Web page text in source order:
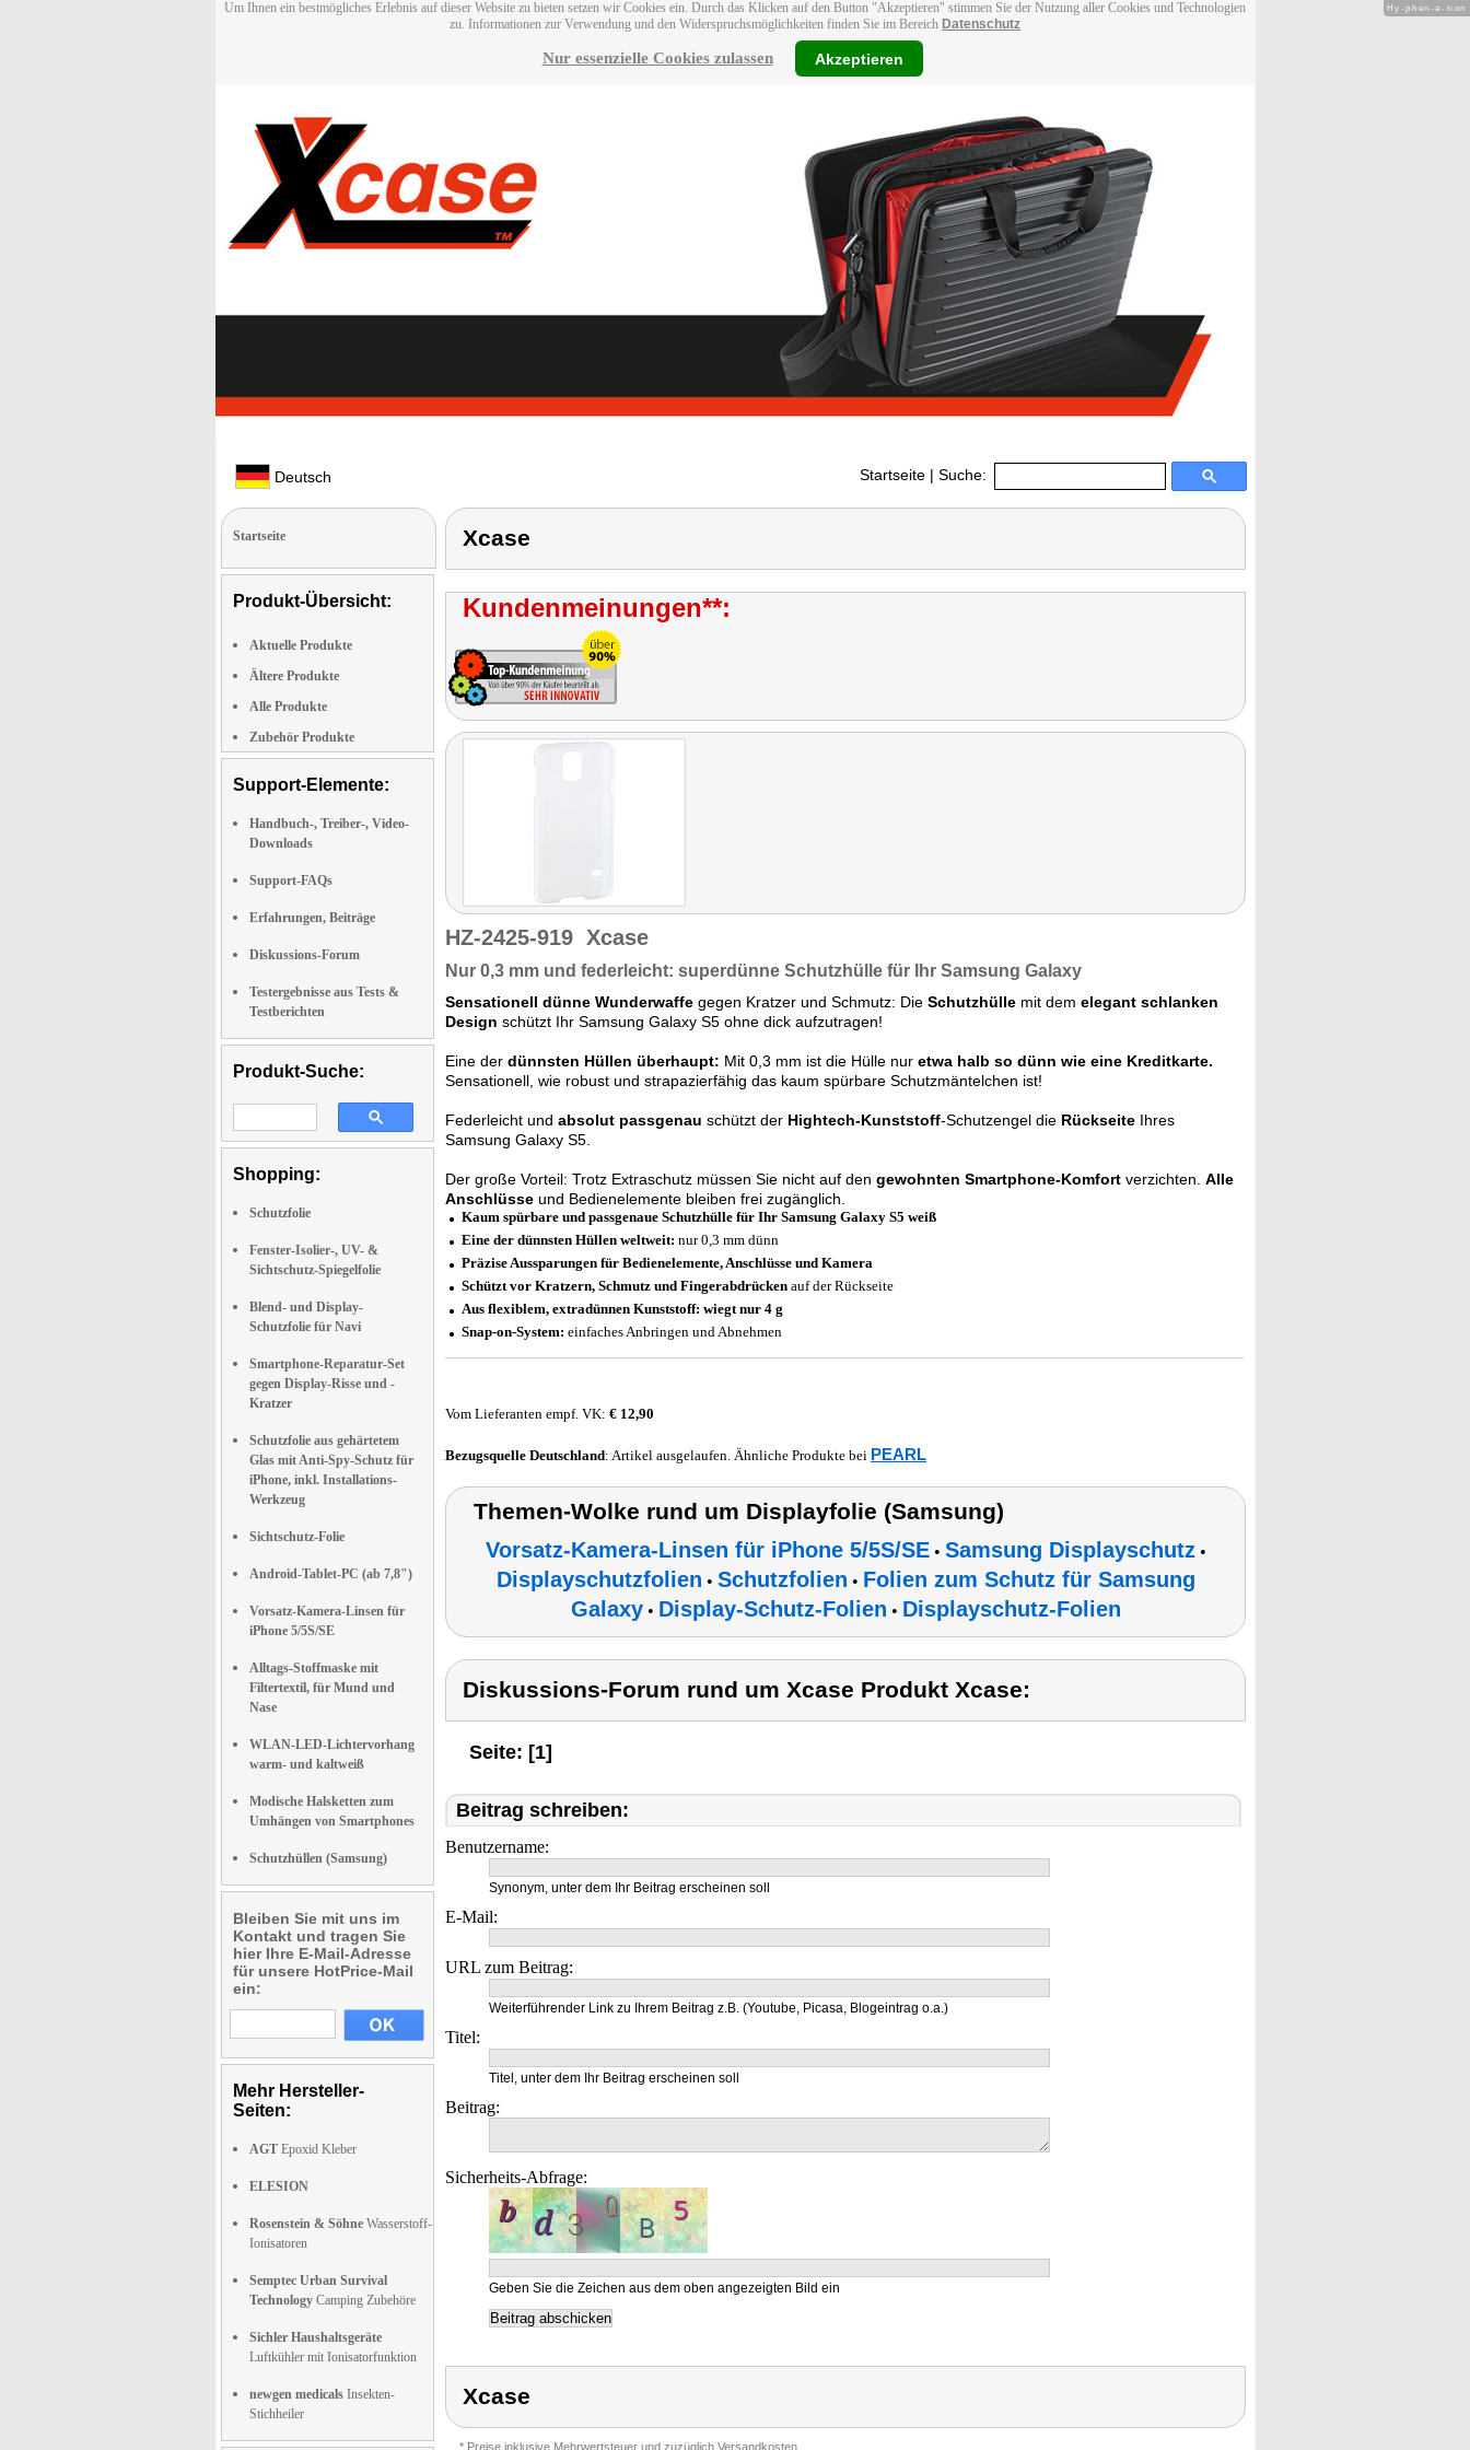
Um Ihnen ein bestmögliches Erlebnis auf dieser Website zu bieten setzen wir Cookies ein. Durch das Klicken auf den Button "Akzeptieren" stimmen Sie der Nutzung aller Cookies und Technologien
zu. Informationen zur Verwendung und den Widerspruchsmöglichkeiten finden Sie im Bereich Datenschutz
Nur essenzielle Cookies zulassen Akzeptieren
Deutsch Startseite | Suche:
Startseite
Produkt-Übersicht:
Aktuelle Produkte
Ältere Produkte
Alle Produkte
Zubehör Produkte
Support-Elemente:
Handbuch-, Treiber-, Video-
Downloads
Support-FAQs
Erfahrungen, Beiträge
Diskussions-Forum
Testergebnisse aus Tests &
Testberichten
Produkt-Suche:
Shopping:
Schutzfolie
Fenster-Isolier-, UV- &
Sichtschutz-Spiegelfolie
Blend- und Display-
Schutzfolie für Navi
Smartphone-Reparatur-Set
gegen Display-Risse und -
Kratzer
Schutzfolie aus gehärtetem
Glas mit Anti-Spy-Schutz für
iPhone, inkl. Installations-
Werkzeug
Sichtschutz-Folie
Android-Tablet-PC (ab 7,8")
Vorsatz-Kamera-Linsen für
iPhone 5/5S/SE
Alltags-Stoffmaske mit
Filtertextil, für Mund und
Nase
WLAN-LED-Lichtervorhang
warm- und kaltweiß
Modische Halsketten zum
Umhängen von Smartphones
Schutzhüllen (Samsung)
Bleiben Sie mit uns im
Kontakt und tragen Sie
hier Ihre E-Mail-Adresse
für unsere HotPrice-Mail
ein:
Mehr Hersteller-
Seiten:
AGT Epoxid Kleber
ELESION
Rosenstein & Söhne Wasserstoff-
Ionisatoren
Semptec Urban Survival
Technology Camping Zubehöre
Sichler Haushaltsgeräte
Luftkühler mit Ionisatorfunktion
newgen medicals Insekten-
Stichheiler
Xcase
Kundenmeinungen**:
HZ-2425-919 Xcase
Nur 0,3 mm und federleicht: superdünne Schutzhülle für Ihr Samsung Galaxy
Sensationell dünne Wunderwaffe gegen Kratzer und Schmutz: Die Schutzhülle mit dem elegant schlanken
Design schützt Ihr Samsung Galaxy S5 ohne dick aufzutragen!
Eine der dünnsten Hüllen überhaupt: Mit 0,3 mm ist die Hülle nur etwa halb so dünn wie eine Kreditkarte.
Sensationell, wie robust und strapazierfähig das kaum spürbare Schutzmäntelchen ist!
Federleicht und absolut passgenau schützt der Hightech-Kunststoff-Schutzengel die Rückseite Ihres
Samsung Galaxy S5.
Der große Vorteil: Trotz Extraschutz müssen Sie nicht auf den gewohnten Smartphone-Komfort verzichten. Alle
Anschlüsse und Bedienelemente bleiben frei zugänglich.
Kaum spürbare und passgenaue Schutzhülle für Ihr Samsung Galaxy S5 weiß
Eine der dünnsten Hüllen weltweit: nur 0,3 mm dünn
Präzise Aussparungen für Bedienelemente, Anschlüsse und Kamera
Schützt vor Kratzern, Schmutz und Fingerabdrücken auf der Rückseite
Aus flexiblem, extradünnen Kunststoff: wiegt nur 4 g
Snap-on-System: einfaches Anbringen und Abnehmen
Vom Lieferanten empf. VK: € 12,90
Bezugsquelle Deutschland: Artikel ausgelaufen. Ähnliche Produkte bei PEARL
Themen-Wolke rund um Displayfolie (Samsung)
Vorsatz-Kamera-Linsen für iPhone 5/5S/SE• Samsung Displayschutz•
Displayschutzfolien • Schutzfolien • Folien zum Schutz für Samsung
Galaxy• Display-Schutz-Folien • Displayschutz-Folien
Diskussions-Forum rund um Xcase Produkt Xcase:
Seite: [1]
Beitrag schreiben:
Benutzername:
Synonym, unter dem Ihr Beitrag erscheinen soll
E-Mail:
URL zum Beitrag:
Weiterführender Link zu Ihrem Beitrag z.B. (Youtube, Picasa, Blogeintrag o.a.)
Titel:
Titel, unter dem Ihr Beitrag erscheinen soll
Beitrag:
Sicherheits-Abfrage:
Geben Sie die Zeichen aus dem oben angezeigten Bild ein
Xcase
* Preise inklusive Mehrwertsteuer und zuzüglich Versandkosten
Hy-phen-a-tion